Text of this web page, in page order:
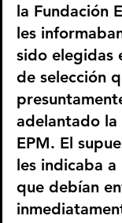
la Fundación
les
sido elegidas
de selección
adelantado la
EPM. El
les indicaba a
que debían